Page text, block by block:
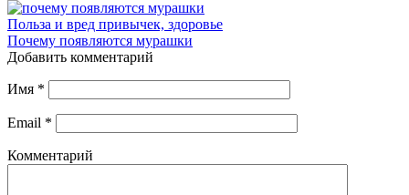
Польза и вред привычек, здоровье
Почему появляются мурашки
Добавить комментарий
Имя *
Email *
Комментарий